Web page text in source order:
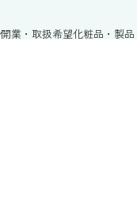
開業・取扱希望化粧品・製品